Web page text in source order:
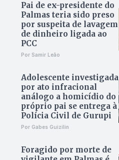
Pai de ex-presidente do
Palmas teria sido preso
por suspeita de lavagem
de dinheiro ligada ao
PCC
Por Samir Leão
Adolescente investigada
por ato infracional
análogo a homicídio do
próprio pai se entrega à
Polícia Civil de Gurupi
Por Gabes Guizilin
Foragido por morte de